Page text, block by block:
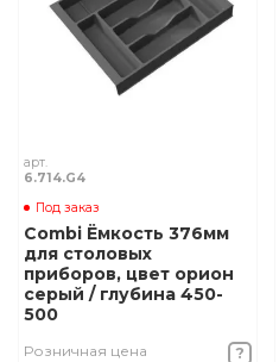
арт.
6.714.G4
Под заказ
Combi Ёмкость 376мм
для столовых
приборов, цвет орион
серый / глубина 450-
500
Розничная цена